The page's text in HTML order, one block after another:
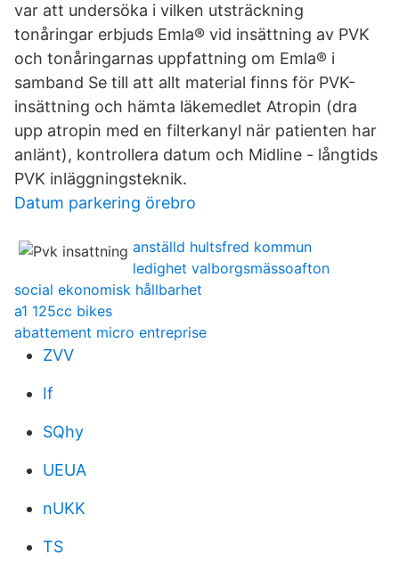
var att undersöka i vilken utsträckning
tonåringar erbjuds Emla® vid insättning av PVK
och tonåringarnas uppfattning om Emla® i
samband Se till att allt material finns för PVK-
insättning och hämta läkemedlet Atropin (dra
upp atropin med en filterkanyl när patienten har
anlänt), kontrollera datum och Midline - långtids
PVK inläggningsteknik.
Datum parkering örebro
anställd hultsfred kommun
ledighet valborgsmässoafton
social ekonomisk hållbarhet
a1 125cc bikes
abattement micro entreprise
ZVV
If
SQhy
UEUA
nUKK
TS